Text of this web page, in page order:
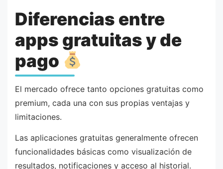
Diferencias entre
apps gratuitas y de
pago
El mercado ofrece tanto opciones gratuitas como
premium, cada una con sus propias ventajas y
limitaciones.
Las aplicaciones gratuitas generalmente ofrecen
funcionalidades básicas como visualización de
resultados, notificaciones y acceso al historial.